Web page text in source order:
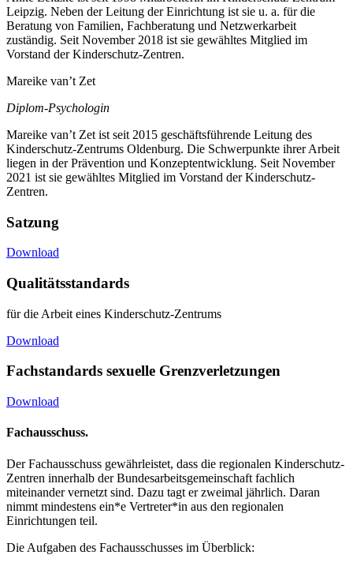
Leipzig. Neben der Leitung der Einrichtung ist sie u. a. für die
Beratung von Familien, Fachberatung und Netzwerkarbeit
zuständig. Seit November 2018 ist sie gewähltes Mitglied im
Vorstand der Kinderschutz-Zentren.
Mareike van’t Zet
Diplom-Psychologin
Mareike van’t Zet ist seit 2015 geschäftsführende Leitung des
Kinderschutz-Zentrums Oldenburg. Die Schwerpunkte ihrer Arbeit
liegen in der Prävention und Konzeptentwicklung. Seit November
2021 ist sie gewähltes Mitglied im Vorstand der Kinderschutz-
Zentren.
Satzung
Download
Qualitätsstandards
für die Arbeit eines Kinderschutz-Zentrums
Download
Fachstandards sexuelle Grenzverletzungen
Download
Fachausschuss.
Der Fachausschuss gewährleistet, dass die regionalen Kinderschutz-
Zentren innerhalb der Bundesarbeitsgemeinschaft fachlich
miteinander vernetzt sind. Dazu tagt er zweimal jährlich. Daran
nimmt mindestens ein*e Vertreter*in aus den regionalen
Einrichtungen teil.
Die Aufgaben des Fachausschusses im Überblick: